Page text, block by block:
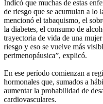
Indicó que muchas de estas
de riesgo que se acumulan a lo
mencionó el tabaquismo, el
la diabetes, el consumo de
trayectoria de vida de una
riesgo y eso se vuelve más
perimenopáusica”, explicó.
En ese período comienzan a
hormonales que, sumados a
aumentar la probabilidad de
cardiovasculares.